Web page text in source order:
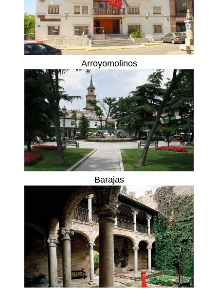
Arroyomolinos
Barajas